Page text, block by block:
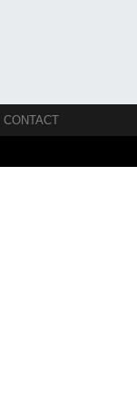
CONTACT